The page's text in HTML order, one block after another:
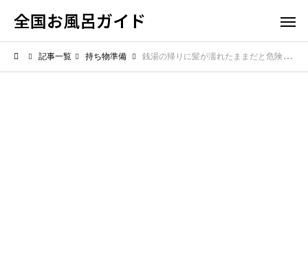
全国お風呂ガイド
記事一覧 持ち物準備 銭湯の帰りに髪が濡れたままだと危険？風邪や湯冷めを防ぐための確実な対策